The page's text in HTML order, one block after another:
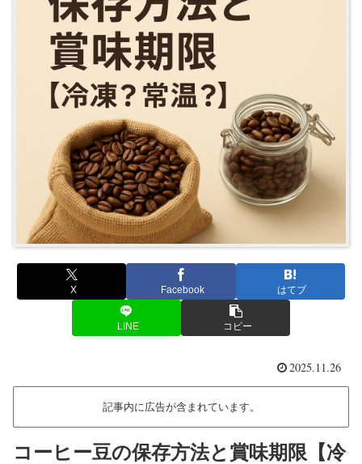
X Facebook はてブ
LINE コピー
2025.11.26
記事内に広告が含まれています。
コーヒー豆の保存方法と賞味期限【冷